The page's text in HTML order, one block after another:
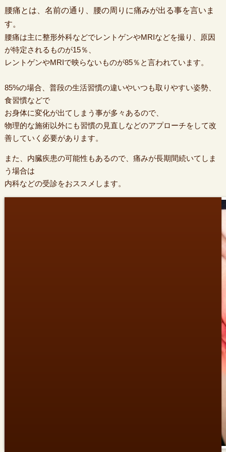
腰痛とは、名前の通り、腰の周りに痛みが出る事を言いま
す。
腰痛は主に整形外科などでレントゲンやMRIなどを撮り、原因
が特定されるものが15％、
レントゲンやMRIで映らないものが85％と言われています。
85%の場合、普段の生活習慣の違いやいつも取りやすい姿勢、
食習慣などで
お身体に変化が出てしまう事が多々あるので、
物理的な施術以外にも習慣の見直しなどのアプローチをして改
善していく必要があります。
また、内臓疾患の可能性もあるので、痛みが長期間続いてしま
う場合は
内科などの受診をおススメします。